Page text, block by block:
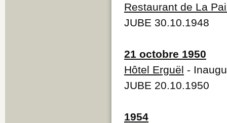
Restaurant de La
JUBE 30.10.1948
21 octobre 1950
Hôtel Erguël -
JUBE 20.10.1950
1954